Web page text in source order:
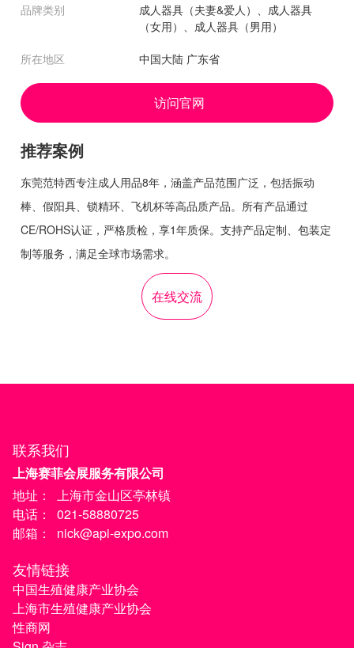
品牌类别
成人器具（夫妻&爱人）、成人器具
（女用）、成人器具（男用）
所在地区 中国大陆 广东省
访问官网
推荐案例
东莞范特西专注成人用品8年，涵盖产品范围广泛，包括振动
棒、假阳具、锁精环、飞机杯等高品质产品。所有产品通过
CE/ROHS认证，严格质检，享1年质保。支持产品定制、包装定
制等服务，满足全球市场需求。
在线交流
联系我们
上海赛菲会展服务有限公司
地址：
上海市金山区亭林镇
电话：
021-58880725
邮箱：
nick@api-expo.com
友情链接
中国生殖健康产业协会
上海市生殖健康产业协会
性商网